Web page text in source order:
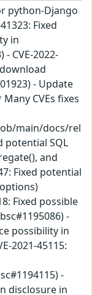
python-Django
Fixed
in
CVE-2022-
- Update
CVEs fixes
main/docs/rel
potential SQL
and
Fixed potential
Fixed possible
-
possibility in
2021-45115:
-
disclosure in